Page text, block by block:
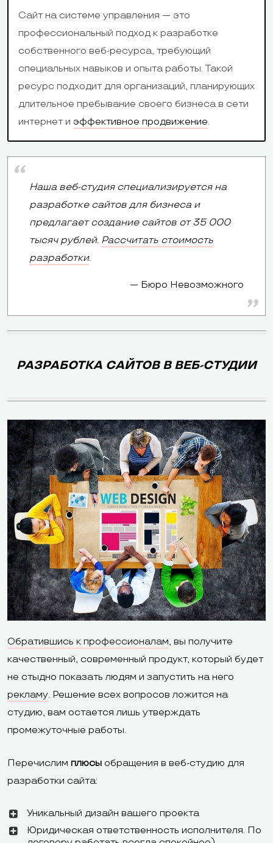
Визитка,
портал,
Уровень
пользователей
Продвинутые
Продвинутые
Частично
готовых
500+ 400+
кастомизации
шаблонов
Высокий
HTML и CSS
Возможность
создать сайт с
нуля
Да
Да, но
познания в
верстке
Обучающие
материалы
База знаний,
обучающие
статьи
Базы знаний,
мануалы,
Возможность
редактировать
и добавлять
код
Да Да
Да
Техподдержка
телефону на
английском,
панели
Сайт на системе управления — это
профессиональный подход к разработке
собственного веб-ресурса, требующий
специальных навыков и опыта работы. Такой
ресурс подходит для организаций, планирующих
длительное пребывание своего бизнеса в сети
интернет и эффективное продвижение.
Наша веб-студия специализируется на
разработке сайтов для бизнеса и
предлагает создание сайтов от 35 000
тысяч рублей. Рассчитать стоимость
разработки.
Бюро Невозможного
РАЗРАБОТКА САЙТОВ В ВЕБ-СТУДИИ
Обратившись к профессионалам, вы получите
качественный, современный продукт, который будет
не стыдно показать людям и запустить на него
рекламу. Решение всех вопросов ложится на
студию, вам остается лишь утверждать
промежуточные работы.
Перечислим плюсы обращения в веб-студию для
разработки сайта:
Уникальный дизайн вашего проекта
Юридическая ответственность исполнителя. По